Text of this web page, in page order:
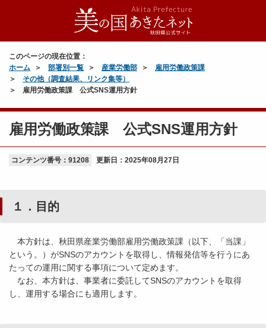
このページの現在位置：
ホーム
部署別一覧 産業労働部
雇用労働政策課
その他（調査結果、リンク集等）
雇用労働政策課 公式SNS運用方針
雇用労働政策課 公式SNS運用方針
コンテンツ番号：91208 更新日： 2025年08月27日
１．目的
本方針は、秋田県産業労働部雇用労働政策課（以下、「当課」
という。）がSNSのアカウントを取得し、情報発信等を行うにあ
たっての運用に関する事項について定めます。
なお、本方針は、事業者に委託してSNSのアカウントを取得
し、運用する場合にも適用します。